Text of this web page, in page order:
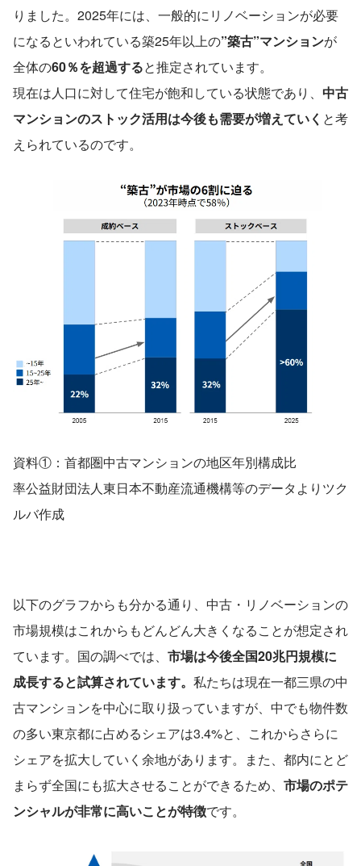
りました。2025年には、一般的にリノベーションが必要
になるといわれている築25年以上の”築古”マンションが
全体の60％を超過すると推定されています。
現在は人口に対して住宅が飽和している状態であり、 中古
マンションのストック活用は今後も需要が増えていく と考
えられているのです。
資料①：首都圏中古マンションの地区年別構成比
率公益財団法人東日本不動産流通機構等のデータよりツク
ルバ作成
以下のグラフからも分かる通り、中古・リノベーションの
市場規模はこれからもどんどん大きくなることが想定され
ています。国の調べでは、 市場は今後全国20兆円規模に
成長すると試算されています。 私たちは現在一都三県の中
古マンションを中心に取り扱っていますが、中でも物件数
の多い東京都に占めるシェアは3.4%と、これからさらに
シェアを拡大していく余地があります。また、都内にとど
まらず全国にも拡大させることができるため、 市場のポテ
ンシャルが非常に高いことが特徴です。